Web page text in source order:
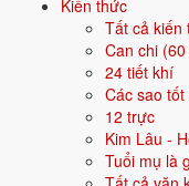
Kiến thức
Tất cả kiến
Can chi
24 tiết khí
Các sao tốt
12 trực
Kim Lâu -
Tuổi mụ là
Hoàng Đạo.
Ngày tốt dựa trên
Xem chi tiết ngày 8/8
Tháng 8
9 27/6 âm
Chủ Nhật 10/10
Lục Diệu: Lưu niên
Giờ tốt: 23h-1h,